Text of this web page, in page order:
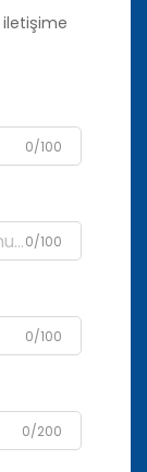
iletişime
0/100
0/100
0/100
0/200